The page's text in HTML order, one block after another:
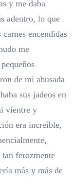
y me daba
adentro, lo que
encendidas
me
de mi abusada
sus jadeos en
vientre y
era increíble,
ferozmente
más y más de